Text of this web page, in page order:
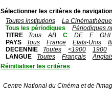
Sélectionner les critères de
Toutes institutions
La
Tous les périodiques
Périodiques
TITRE
Tous AB C DE F
GHI
PAYS
Tous France Etats-Unis
DECENNIE
Toutes <1900
1900
LANGUE
Toutes Français
Réinitialiser les critères
Centre National du Cinéma et de